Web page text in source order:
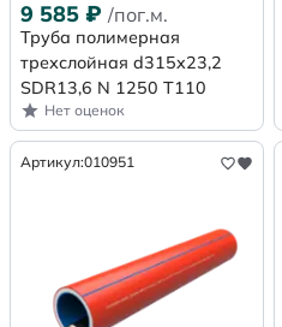
9 585 ₽ /пог.м.
Труба полимерная
трехслойная d315x23,2
SDR13,6 N 1250 Т110
Нет оценок
Артикул:010951